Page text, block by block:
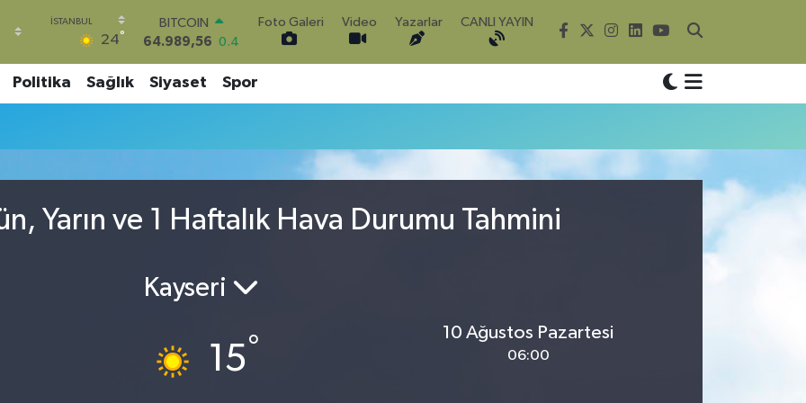
24°
BITCOIN
64.989,56 0.4
DOLAR
47,7239
0.01
BİST100
13.779 0
Foto Galeri Video Yazarlar CANLI YAYIN
Politika Sağlık Siyaset Spor
Yarın ve 1 Haftalık Hava Durumu Tahmini
Kayseri
15°
10 Ağustos Pazartesi
06:00